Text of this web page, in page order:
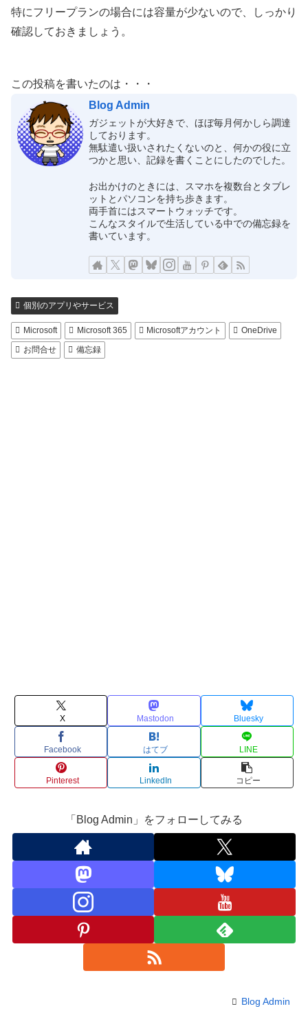
特にフリープランの場合には容量が少ないので、しっかり
確認しておきましょう。
この投稿を書いたのは・・・
Blog Admin
ガジェットが大好きで、ほぼ毎月何かしら調達
しております。
無駄遣い扱いされたくないのと、何かの役に立
つかと思い、記録を書くことにしたのでした。
お出かけのときには、スマホを複数台とタブレ
ットとパソコンを持ち歩きます。
両手首にはスマートウォッチです。
こんなスタイルで生活している中での備忘録を
書いています。
個別のアプリやサービス
Microsoft Microsoft 365 Microsoftアカウント
OneDrive
お問合せ
備忘録
X Mastodon Bluesky
Facebook はてブ LINE
Pinterest LinkedIn コピー
「Blog Admin」をフォローしてみる
Blog Admin